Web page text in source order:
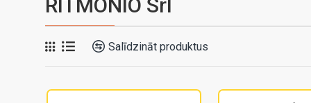
RITMONIO Srl
Salīdzināt produktus